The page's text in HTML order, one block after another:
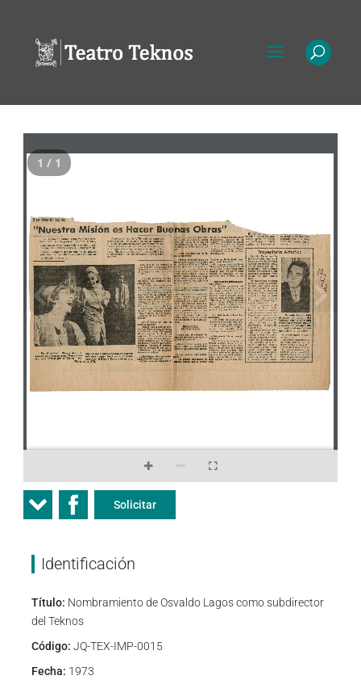
1 / 1
Solicitar
Identificación
Título: Nombramiento de Osvaldo Lagos como subdirector
del Teknos
Código: JQ-TEX-IMP-0015
Fecha: 1973